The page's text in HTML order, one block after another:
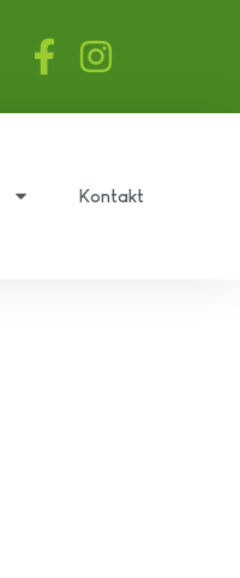
Kontakt